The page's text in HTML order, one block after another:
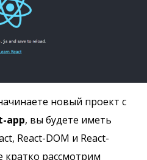
новый проект с
app, вы будете иметь
React-DOM и React-
кратко рассмотрим